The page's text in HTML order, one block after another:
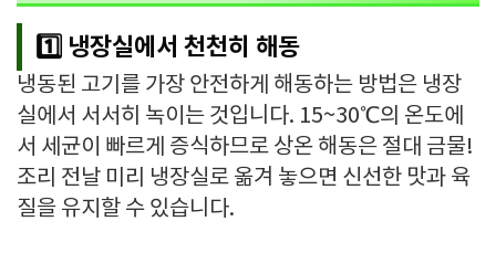
1️⃣ 냉장실에서 천천히 해동
냉동된 고기를 가장 안전하게 해동하는 방법은 냉장
실에서 서서히 녹이는 것입니다. 15~30℃의 온도에
서 세균이 빠르게 증식하므로 상온 해동은 절대 금물!
조리 전날 미리 냉장실로 옮겨 놓으면 신선한 맛과 육
질을 유지할 수 있습니다.